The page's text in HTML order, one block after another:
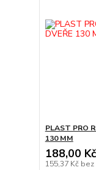
PLAST PRO
130 MM
188,00 Kč
155,37 Kč bez